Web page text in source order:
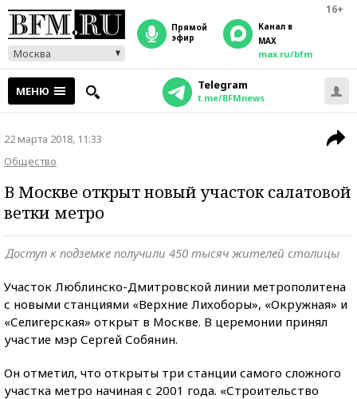
16+
Москва
прямой
эфир
Канал в
MAX
max.ru/bfm
МЕНЮ Telegram
t.me/BFMnews
22 марта 2018, 11:33
Общество
В Москве открыт новый участок салатовой
ветки метро
Доступ к подземке получили 450 тысяч жителей столицы
Участок Люблинско-Дмитровской линии метрополитена
с новыми станциями «Верхние Лихоборы», «Окружная» и
«Селигерская» открыт в Москве. В церемонии принял
участие мэр Сергей Собянин.
Он отметил, что открыты три станции самого сложного
участка метро начиная с 2001 года. «Строительство